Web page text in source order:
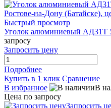
Быстрый просмотр
Уголок алюминиевый АД31Т
запросу
Запросить цену
Подробнее
Купить в 1 клик Сравнение
В избранное
В
Цена по запросу
Запросить